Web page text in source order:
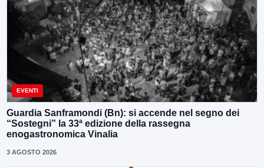
EVENTI
Guardia Sanframondi (Bn): si accende nel segno dei
“Sostegni” la 33ª edizione della rassegna
enogastronomica Vinalia
3 AGOSTO 2026